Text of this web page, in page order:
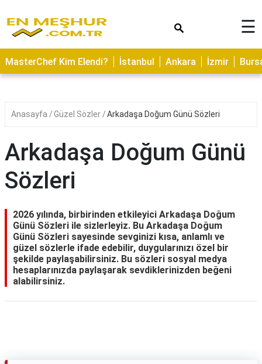
ASTROLOJİ
SAĞLIK
YERLER
BAKIMI
KAMP
ALANLARI
HAMİLELİK
KAPLICALAR
☰
MasterChef Kim Elendi? İstanbul Ankara İzmir
Anasayfa Güzel Sözler Arkadaşa Doğum Günü Sözleri
Arkadaşa Doğum Günü
Sözleri
2026 yılında, birbirinden etkileyici Arkadaşa Doğum
Günü Sözleri ile sizlerleyiz. Bu Arkadaşa Doğum
Günü Sözleri sayesinde sevginizi kısa, anlamlı ve
güzel sözlerle ifade edebilir, duygularınızı özel bir
şekilde paylaşabilirsiniz. Bu sözleri sosyal medya
hesaplarınızda paylaşarak sevdiklerinizden beğeni
alabilirsiniz.